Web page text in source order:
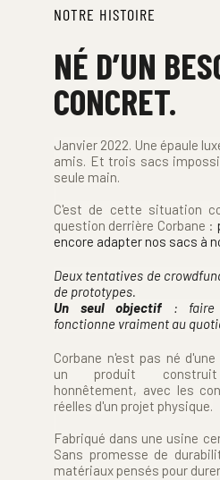
NOTRE HISTOIRE
NÉ D’UN
CONCRET.
Janvier 2022. Une épaule
amis. Et trois sacs
seule main.
C'est de cette situation
question derrière Corbane :
encore adapter nos sacs à
Deux tentatives de
de prototypes.
Un seul objectif : faire
fonctionne vraiment au
Corbane n'est pas né
un produit construit
honnêtement, avec les
réelles d'un projet physique.
Fabriqué dans une usine
Sans promesse de
matériaux pensés pour